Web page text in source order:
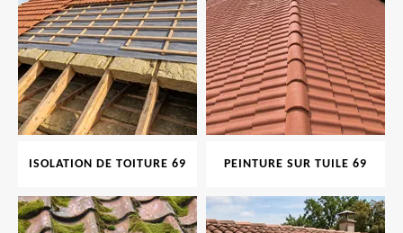
ISOLATION DE TOITURE 69 PEINTURE SUR TUILE 69